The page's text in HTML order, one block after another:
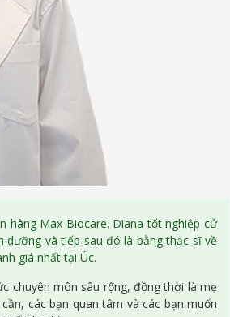
hàng Max Biocare. Diana tốt nghiệp cử
dưỡng và tiếp sau đó là bằng thạc sĩ về
giá nhất tại Úc.
chuyên môn sâu rộng, đồng thời là mẹ
các bạn quan tâm và các bạn muốn